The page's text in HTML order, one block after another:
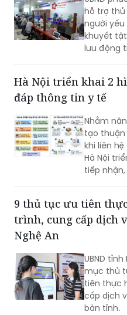
hỗ trợ
người
khuyết
lưu động
Hà Nội triển khai 2
đáp thông tin y tế
Nhằm
tạo
khi liên
Hà Nội
tiếp
9 thủ tục ưu tiên
trình, cung cấp dịch
Nghệ An
UBND
mục thủ
tiên thực
cấp dịch
bàn tỉnh.